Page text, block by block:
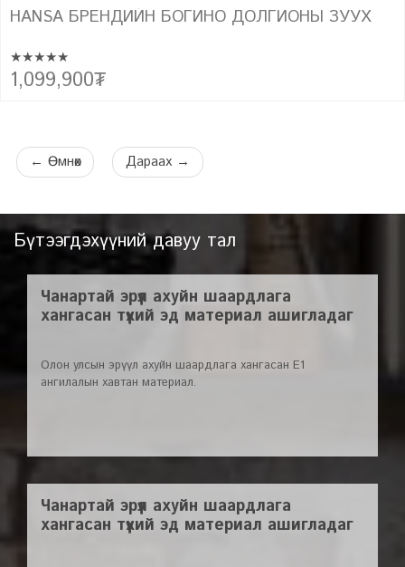
HANSA БРЕНДИЙН БОГИНО ДОЛГИОНЫ ЗУУХ
Багтаамж: 20л Тавагны диаметр: 24.5см Хэмжээ (өн x өр x гүн, mm):
388х595х344
1,099,900₮
★★★★★
← Өмнөх Дараах →
Бүтээгдэхүүний давуу тал
Чанартай эрүүл ахуйн шаардлага
хангасан түүхий эд материал ашигладаг
Олон улсын эрүүл ахуйн шаардлага хангасан E1
ангилалын хавтан материал.
Чанартай эрүүл ахуйн шаардлага
хангасан түүхий эд материал ашигладаг